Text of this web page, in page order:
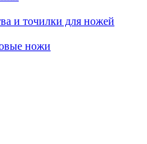
и точилки для ножей
ножи